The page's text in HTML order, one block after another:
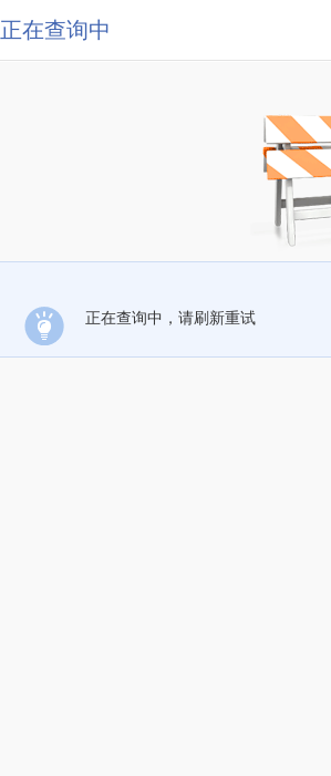
正在查询中
正在查询中，请刷新重试